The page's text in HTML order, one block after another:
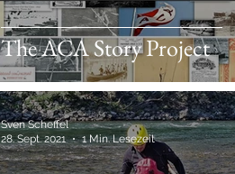
The ACA Story Project
Sven Scheffel
28. Sept. 2021
1 Min. Lesezeit